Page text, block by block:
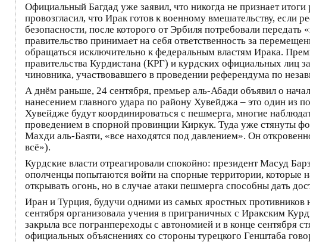
Официальный Багдад уже заявил, что никогда не признает
провозгласил, что Ирак готов к военному вмешательству, если
безопасности, после которого от Эрбиля потребовали
правительство принимает на себя ответственность за
обращаться исключительно к федеральным властям Ирака.
правительства Курдистана (КРГ) и курдских официальных лиц
чиновника, участвовавшего в проведении референдума по
А днём раньше, 24 сентября, премьер аль-Абади объявил о
нанесением главного удара по району Хувейджа – это один из
Хувейдже будут координироваться с пешмерга, многие
проведением в спорной провинции Киркук. Туда уже стянуты
Махди аль-Баяти, «все находятся под давлением». Он
всё»).
Курдские власти отреагировали спокойно: президент Масуд
ополченцы попытаются войти на спорные территории,
открывать огонь, но в случае атаки пешмерга способны дать
Иран и Турция, будучи одними из самых яростных
сентября организовала учения в приграничных с Иракским
закрыла все погранпереходы с автономией и в конце сентября
официальных объяснениях со стороны турецкого Генштаба